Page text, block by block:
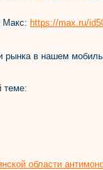
Макс: https://max.ru/
рынка в нашем
теме:
области